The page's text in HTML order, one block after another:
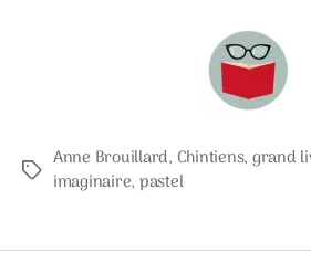
Étiquettes
Anne Brouillard, Chintiens, grand
imaginaire, pastel